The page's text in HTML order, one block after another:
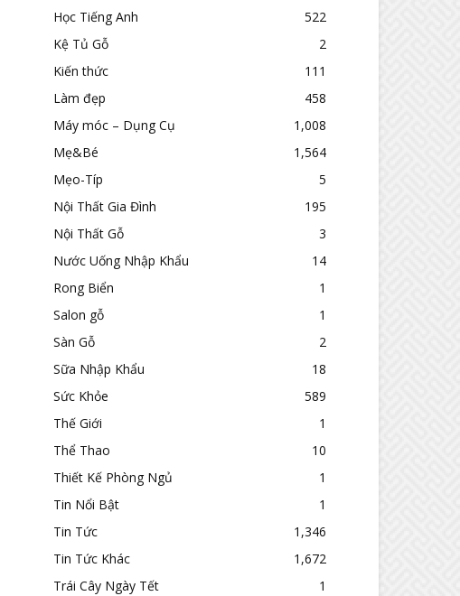
Học Tiếng Anh
522
Kệ Tủ Gỗ
2
Kiến thức
111
Làm đẹp
458
Máy móc – Dụng Cụ
1,008
Mẹ&Bé
1,564
Mẹo-Típ
5
Nội Thất Gia Đình
195
Nội Thất Gỗ
3
Nước Uống Nhập Khẩu
14
Rong Biển
1
Salon gỗ
1
Sàn Gỗ
2
Sữa Nhập Khẩu
18
Sức Khỏe
589
Thế Giới
1
Thể Thao
10
Thiết Kế Phòng Ngủ
1
Tin Nổi Bật
1
Tin Tức
1,346
Tin Tức Khác
1,672
Trái Cây Ngày Tết
1